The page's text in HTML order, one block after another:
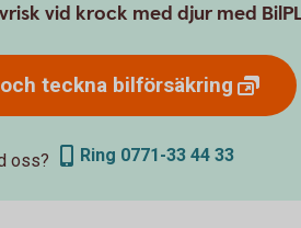
vid krock med djur med
teckna bilförsäkring
oss? Ring 0771-33 44 33